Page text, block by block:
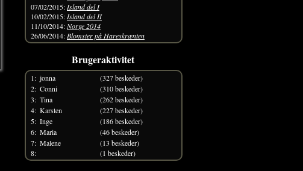
07/02/2015: Island del I
10/02/2015: Island del II
11/10/2014:Norge 2014
26/06/2014: Blomster på Hareskrænten
Brugeraktivitet
1: jonna
(327 beskeder)
2: Conni
(310 beskeder)
3: Tina
(262 beskeder)
4: Karsten
(227 beskeder)
5: Inge
(186 beskeder)
6: Maria
(46 beskeder)
7: Malene
(13 beskeder)
8:
(1 beskeder)